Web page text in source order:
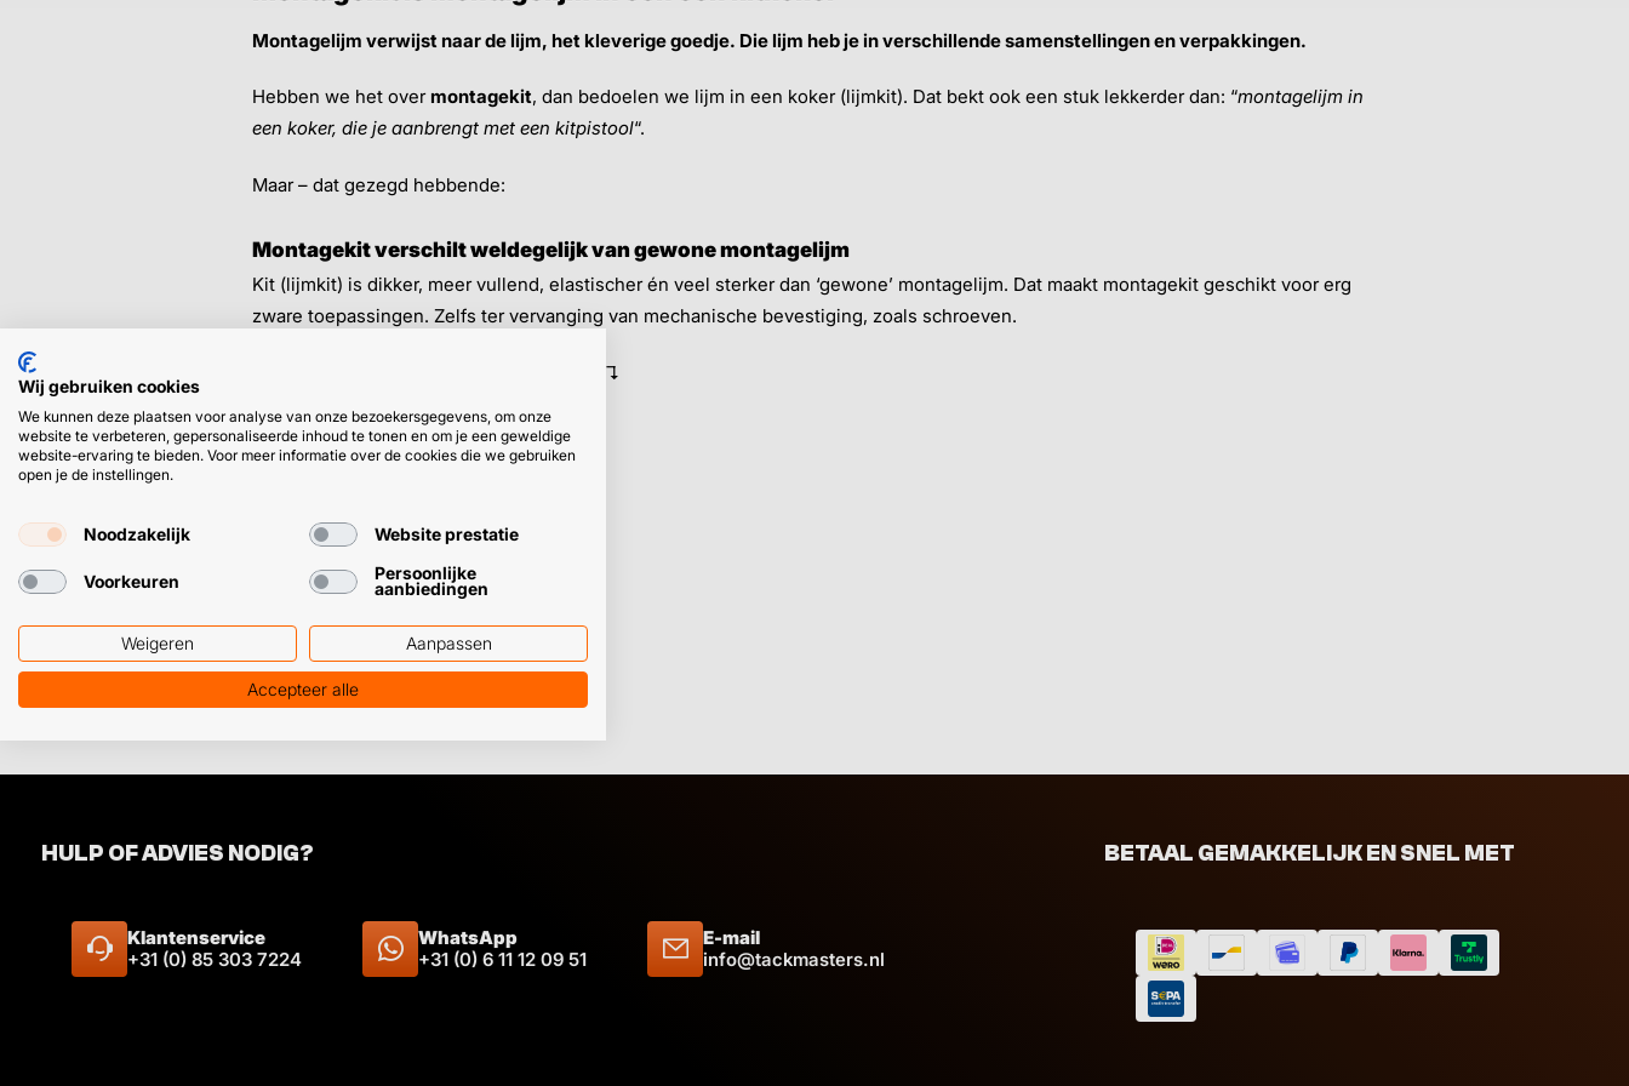
Montagelijm verwijst naar de lijm, het kleverige goedje. Die lijm heb je in verschillende samenstellingen en verpakkingen.
Hebben we het over montagekit, dan bedoelen we lijm in een koker (lijmkit). Dat bekt ook een stuk lekkerder dan: “montagelijm in
een koker, die je aanbrengt met een kitpistool“.
Maar – dat gezegd hebbende:
Montagekit verschilt weldegelijk van gewone montagelijm
Kit (lijmkit) is dikker, meer vullend, elastischer én veel sterker dan ‘gewone’ montagelijm. Dat maakt montagekit geschikt voor erg
zware toepassingen. Zelfs ter vervanging van mechanische bevestiging, zoals schroeven.
Dit zijn de favorieten van onze klanten ↴
Strong Bond High Tack
✓ Stugge kit, lijm direct vast (verticaal)
✓ Wit, grijs of zwart
✓ Vergelijkbare eindsterkte
✓ Wit, zwart, grijs, rood of transparant
HULP OF ADVIES NODIG?
Klantenservice
+31 (0) 85 303 7224
WhatsApp
+31 (0) 6 11 12 09 51
E-mail
info@tackmasters.nl
BETAAL GEMAKKELIJK EN SNEL MET
Wij gebruiken cookies
We kunnen deze plaatsen voor analyse van onze bezoekersgegevens, om onze
website te verbeteren, gepersonaliseerde inhoud te tonen en om je een geweldige
website-ervaring te bieden. Voor meer informatie over de cookies die we gebruiken
open je de instellingen.
Noodzakelijk Website prestatie
Voorkeuren
Persoonlijke
aanbiedingen
Weigeren Aanpassen
Accepteer alle